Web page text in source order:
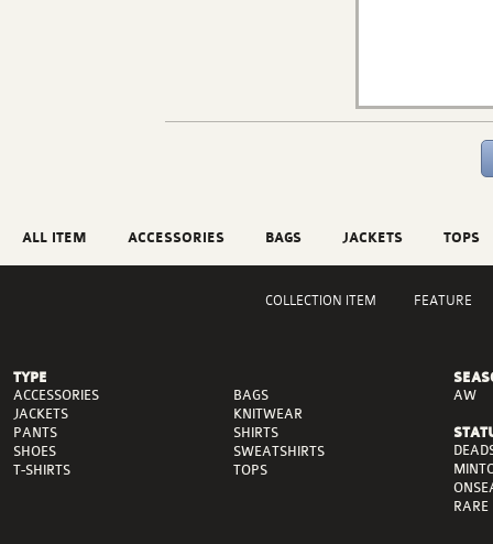
ALL ITEM ACCESSORIES BAGS JACKETS TOPS
COLLECTION ITEM FEATURE
TYPE
ACCESSORIES
BAGS
JACKETS
KNITWEAR
PANTS
SHIRTS
SHOES
SWEATSHIRTS
T-SHIRTS
TOPS
AW
RARE